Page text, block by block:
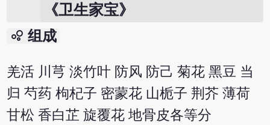
《卫生家宝》
bubble_chart 组成
羌活 川芎 淡竹叶 防风 防己 菊花 黑豆 当
归 芍药 枸杞子 密蒙花 山栀子 荆芥 薄荷
甘松 香白芷 旋覆花 地骨皮各等分